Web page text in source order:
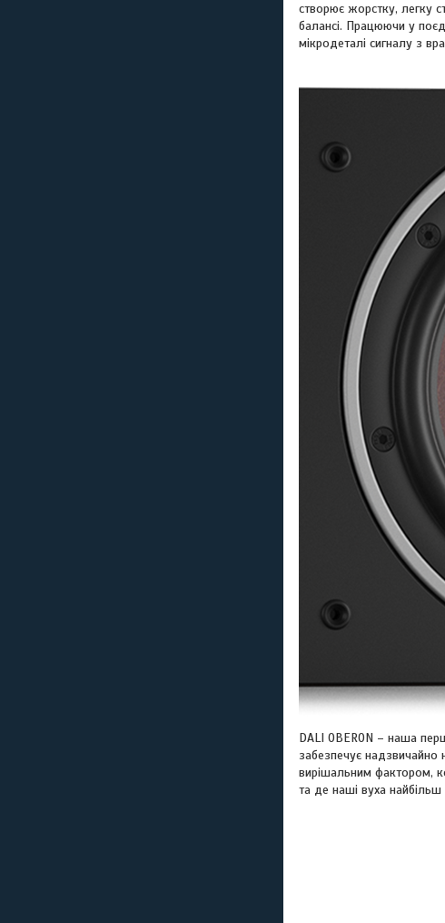
створює жорстку, легку
балансі. Працюючи у
мікродеталі сигналу з
DALI OBERON – наша
забезпечує надзвичайно
вирішальним фактором,
та де наші вуха найбільш